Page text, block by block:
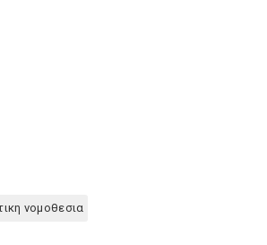
νομοθεσια